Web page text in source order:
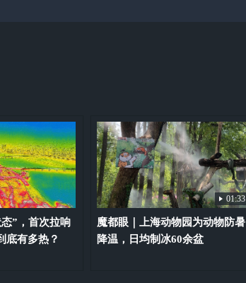
”，首次拉响
底有多热？
01:33
魔都眼｜上海动物园为动物防暑
降温，日均制冰60余盆